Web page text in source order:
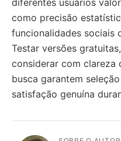
diferentes usuários
como precisão
funcionalidades sociais
Testar versões
considerar com clareza
busca garantem
satisfação genuína